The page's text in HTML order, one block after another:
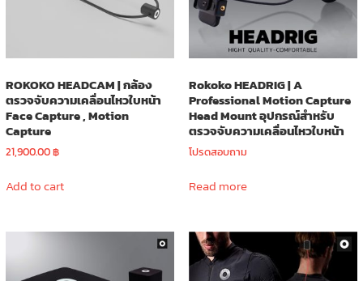
ROKOKO HEADCAM | กล้อง
ตรวจจับความเคลื่อนไหวใบหน้า
Face Capture , Motion
Capture
21,900.00฿
Add to cart
Rokoko HEADRIG | A
Professional Motion Capture
Head Mount อุปกรณ์สำหรับ
ตรวจจับความเคลื่อนไหวใบหน้า
โปรดสอบถาม
Read more